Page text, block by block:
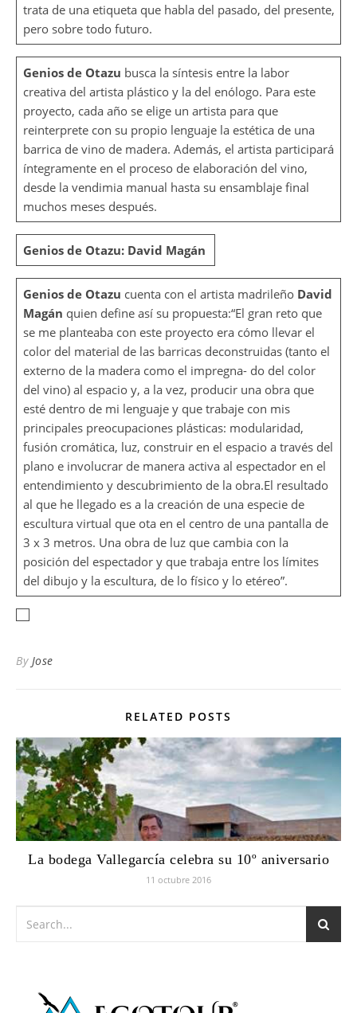
trata de una etiqueta que habla del pasado, del presente,
pero sobre todo futuro.
Genios de Otazu busca la síntesis entre la labor
creativa del artista plástico y la del enólogo. Para este
proyecto, cada año se elige un artista para que
reinterprete con su propio lenguaje la estética de una
barrica de vino de madera. Además, el artista participará
íntegramente en el proceso de elaboración del vino,
desde la vendimia manual hasta su ensamblaje final
muchos meses después.
Genios de Otazu: David Magán
Genios de Otazu cuenta con el artista madrileño David
Magán quien define así su propuesta:“El gran reto que
se me planteaba con este proyecto era cómo llevar el
color del material de las barricas deconstruidas (tanto el
externo de la madera como el impregna- do del color
del vino) al espacio y, a la vez, producir una obra que
esté dentro de mi lenguaje y que trabaje con mis
principales preocupaciones plásticas: modularidad,
fusión cromática, luz, construir en el espacio a través del
plano e involucrar de manera activa al espectador en el
entendimiento y descubrimiento de la obra.El resultado
al que he llegado es a la creación de una especie de
escultura virtual que ota en el centro de una pantalla de
3 x 3 metros. Una obra de luz que cambia con la
posición del espectador y que trabaja entre los límites
del dibujo y la escultura, de lo físico y lo etéreo”.
By Jose
RELATED POSTS
La bodega Vallegarcía celebra su 10º aniversario
11 octubre 2016